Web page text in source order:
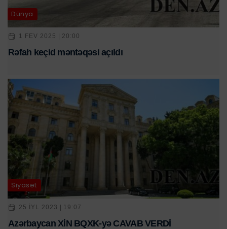
Dünya
1 FEV 2025 | 20:00
Rəfah keçid məntəqəsi açıldı
Siyasət
25 IYL 2023 | 19:07
Azərbaycan XİN BQXK-yə CAVAB VERDİ